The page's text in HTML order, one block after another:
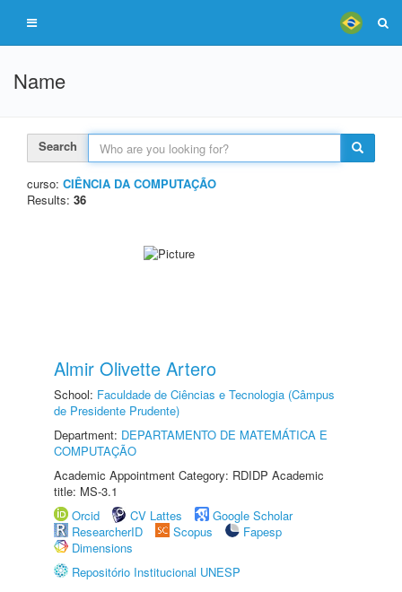
Name
Search
curso: CIÊNCIA DA COMPUTAÇÃO
Results: 36
Almir Olivette Artero
School: Faculdade de Ciências e Tecnologia (Câmpus
de Presidente Prudente)
Department: DEPARTAMENTO DE MATEMÁTICA E
COMPUTAÇÃO
Academic Appointment Category: RDIDP Academic
title: MS-3.1
Orcid
CV Lattes
Google Scholar
ResearcherID
Scopus
Fapesp
Dimensions
Repositório Institucional UNESP